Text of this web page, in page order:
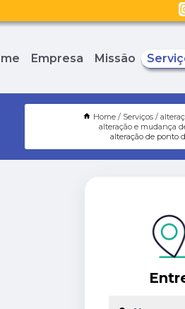
Empresa Missão
Home Serviços
alteração e mudança
alteração de ponto